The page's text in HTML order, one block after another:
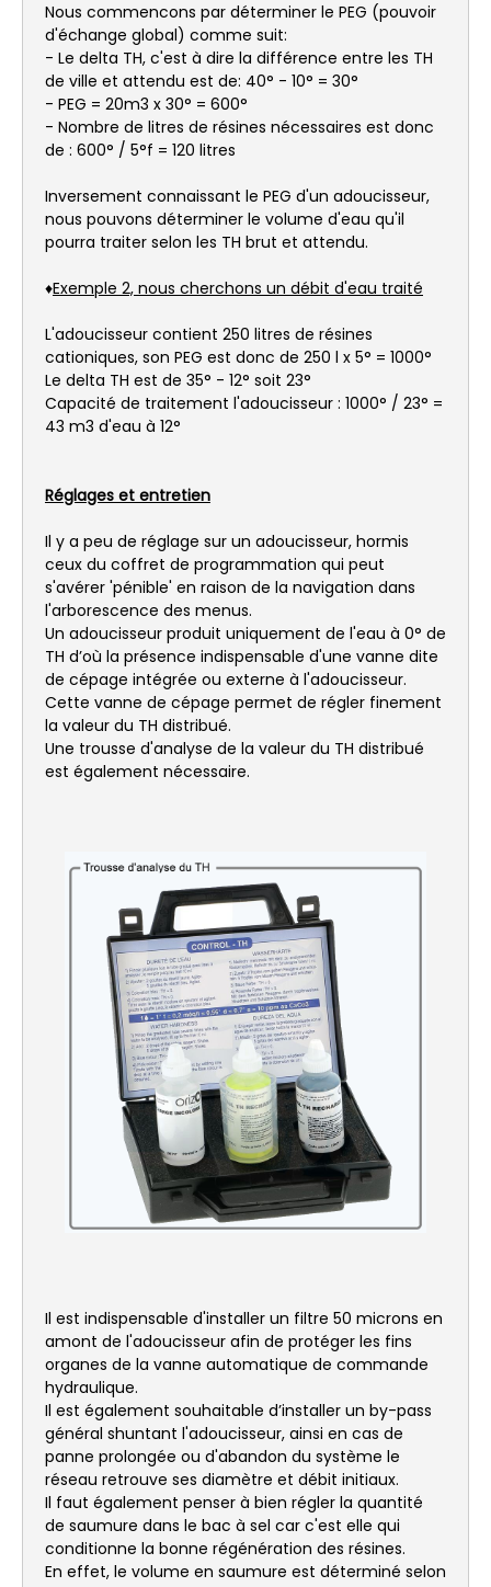
Nous commencons par déterminer le PEG (pouvoir
d'échange global) comme suit:
- Le delta TH, c'est à dire la différence entre les TH
de ville et attendu est de: 40° - 10° = 30°
- PEG = 20m3 x 30° = 600°
- Nombre de litres de résines nécessaires est donc
de : 600° / 5°f = 120 litres
Inversement connaissant le PEG d'un adoucisseur,
nous pouvons déterminer le volume d'eau qu'il
pourra traiter selon les TH brut et attendu.
♦Exemple 2, nous cherchons un débit d'eau traité
L'adoucisseur contient 250 litres de résines
cationiques, son PEG est donc de 250 l x 5° = 1000°
Le delta TH est de 35° - 12° soit 23°
Capacité de traitement l'adoucisseur : 1000° / 23° =
43 m3 d'eau à 12°
Réglages et entretien
Il y a peu de réglage sur un adoucisseur, hormis
ceux du coffret de programmation qui peut
s'avérer 'pénible' en raison de la navigation dans
l'arborescence des menus.
Un adoucisseur produit uniquement de l'eau à 0° de
TH d’où la présence indispensable d'une vanne dite
de cépage intégrée ou externe à l'adoucisseur.
Cette vanne de cépage permet de régler finement
la valeur du TH distribué.
Une trousse d'analyse de la valeur du TH distribué
est également nécessaire.
Il est indispensable d'installer un filtre 50 microns en
amont de l'adoucisseur afin de protéger les fins
organes de la vanne automatique de commande
hydraulique.
Il est également souhaitable d’installer un by-pass
général shuntant l'adoucisseur, ainsi en cas de
panne prolongée ou d'abandon du système le
réseau retrouve ses diamètre et débit initiaux.
Il faut également penser à bien régler la quantité
de saumure dans le bac à sel car c'est elle qui
conditionne la bonne régénération des résines.
En effet, le volume en saumure est déterminé selon